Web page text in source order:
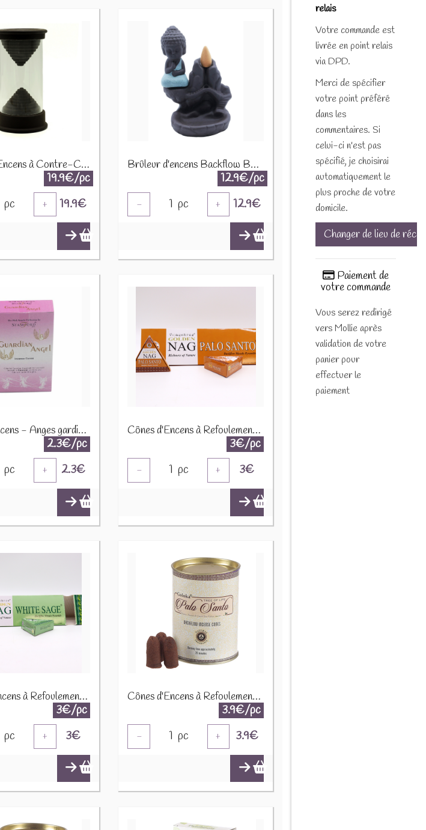
Brûleur d'Encens à Contre-Courant - Tube d'Unité - BackF-70
19.9€/pc
pc + 19.9€
Brûleur d'encens Backflow Bouddha Pont 11cm BFC-J42
12.9€/pc
- 1 pc + 12.9€
Cônes d'encens - Anges gardiens 37192 SAIC-04
2.3€/pc
pc + 2.3€
Cônes d'Encens à Refoulement Jumbo Golden Nag 42g - Palo Santo JBackF-05
3€/pc
- 1 pc + 3€
Cônes d'Encens à Refoulement Jumbo Golden Nag 42g - Sauge Blanche JBackF-06
3€/pc
pc + 3€
Cônes d'Encens à Refoulement Reflux Backflow Goloka - Bois Sacré Palo Santo INC499
3.9€/pc
- 1 pc + 3.9€
relais
Votre commande est
livrée en point relais
via DPD.
Merci de spécifier
votre point préféré
dans les
commentaires. Si
celui-ci n'est pas
spécifié, je choisirai
automatiquement le
plus proche de votre
domicile.
Changer de lieu de
Paiement de
votre commande
Vous serez redirigé
vers Mollie après
validation de votre
panier pour
effectuer le
paiement